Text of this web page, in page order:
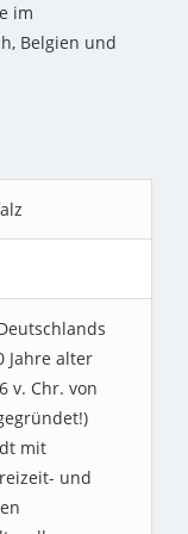
im
Belgien und
Jahre alter
v. Chr. von
mit
und